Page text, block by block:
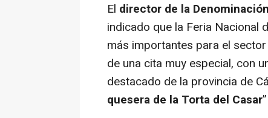
El director de la
indicado que la Feria Nacional
más importantes para el sector
de una cita muy especial, con
destacado de la provincia de
quesera de la Torta del Casar